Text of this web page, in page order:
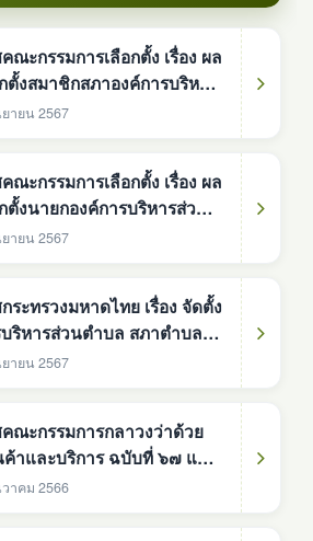
ณะกรรมการเลือกตั้ง เรื่อง ผล
ตั้งสมาชิกสภาองค์การบริหาร
จังหวัด
ายน 2567
ณะกรรมการเลือกตั้ง เรื่อง ผล
ตั้งนายกองค์การบริหารส่วน
เภอบ้านม่วง จังหวัดสกลนคร
ายน 2567
ระทรวงมหาดไทย เรื่อง จัดตั้ง
ริหารส่วนตำบล สภาตำบลดง
ง จังหวัด
ายน 2567
ณะกรรมการกลาวงว่าด้วย
าและบริการ ฉบับที่ ๖๗ และ
- ๗๒
าคม 2566